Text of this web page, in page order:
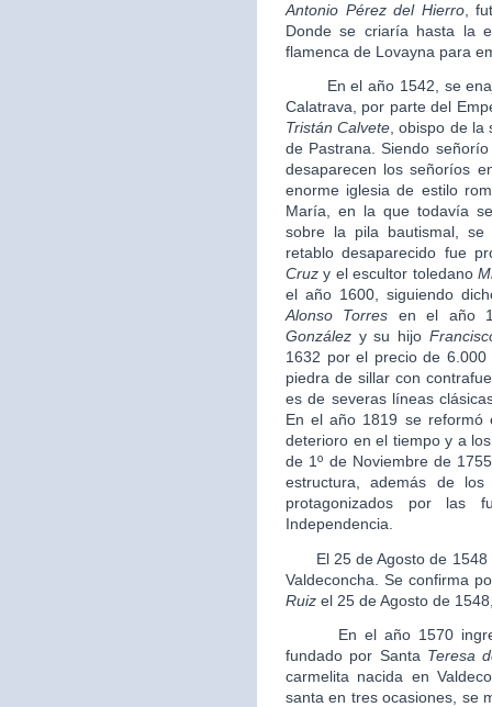
Antonio Pérez del Hierro,
Donde se criaría hasta la
flamenca de Lovayna para
En el año 1542, se
Calatrava, por parte del
Tristán Calvete, obispo de la
de Pastrana. Siendo
desaparecen los señoríos
enorme iglesia de estilo
María, en la que todavía
sobre la pila bautismal,
retablo desaparecido fue
Cruz y el escultor toledano
el año 1600, siguiendo
Alonso Torres en el año
González y su hijo
1632 por el precio de
piedra de sillar con
es de severas líneas
En el año 1819 se reformó
deterioro en el tiempo y a
de 1º de Noviembre de
estructura, además de
protagonizados por las
Independencia.
El 25 de Agosto de 1548
Valdeconcha. Se confirma
Ruiz el 25 de Agosto de
En el año 1570 ingresa
fundado por Santa Teresa
carmelita nacida en
santa en tres ocasiones, se